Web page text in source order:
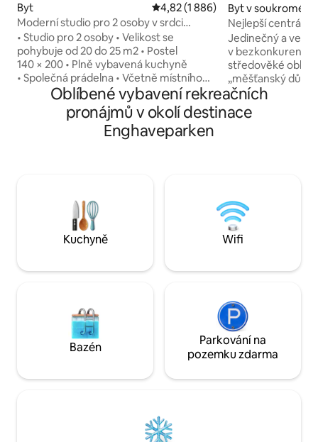
Byt Průměrné hodnocení 4,82 z 5, 1
4,82 (1 886)
Moderní studio pro 2 osoby v srdci
Østerbra
• Studio pro 2 osoby • Velikost se
pohybuje od 20 do 25 m2 • Postel
140 × 200 • Plně vybavená kuchyně
• Společná prádelna • Včetně místního
přístupu do posilovny • Podložky na jógu
• Rychlá wifi • Chytrá televize • úschovna
zavazadel • Dětská postýlka k dispozici
(na vyžádání) • Coworkingový salónek •
před tvým příjezdem profesionálně
uklizen podle našeho 80krokového
standardu „Dokonale čisté“.
Byt v soukromém
Nejlepší centrální
apartmá /
Jedinečný a
v bezkonkurenční
středověké oblasti
„měšťanský
vchodem z klidné
Luxusní
který je spojením
Toto ubytování je
obchodní jednání
delšího nebo
Oblíbené vybavení rekreačních
pronájmů v okolí destinace
Enghaveparken
Kuchyně Wifi
Bazén
Parkování na
pozemku zdarma